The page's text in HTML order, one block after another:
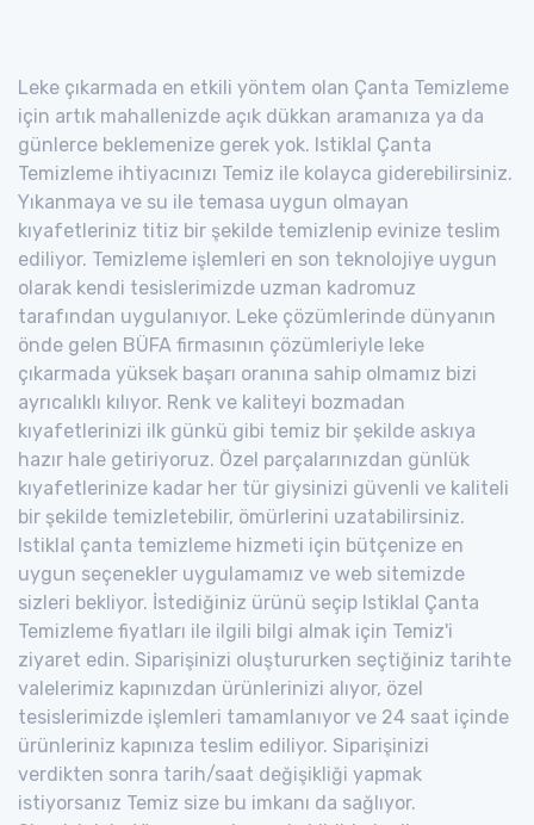
Leke çıkarmada en etkili yöntem olan Çanta Temizleme
için artık mahallenizde açık dükkan aramanıza ya da
günlerce beklemenize gerek yok. Istiklal Çanta
Temizleme ihtiyacınızı Temiz ile kolayca giderebilirsiniz.
Yıkanmaya ve su ile temasa uygun olmayan
kıyafetleriniz titiz bir şekilde temizlenip evinize teslim
ediliyor. Temizleme işlemleri en son teknolojiye uygun
olarak kendi tesislerimizde uzman kadromuz
tarafından uygulanıyor. Leke çözümlerinde dünyanın
önde gelen BÜFA firmasının çözümleriyle leke
çıkarmada yüksek başarı oranına sahip olmamız bizi
ayrıcalıklı kılıyor. Renk ve kaliteyi bozmadan
kıyafetlerinizi ilk günkü gibi temiz bir şekilde askıya
hazır hale getiriyoruz. Özel parçalarınızdan günlük
kıyafetlerinize kadar her tür giysinizi güvenli ve kaliteli
bir şekilde temizletebilir, ömürlerini uzatabilirsiniz.
Istiklal çanta temizleme hizmeti için bütçenize en
uygun seçenekler uygulamamız ve web sitemizde
sizleri bekliyor. İstediğiniz ürünü seçip Istiklal Çanta
Temizleme fiyatları ile ilgili bilgi almak için Temiz'i
ziyaret edin. Siparişinizi oluştururken seçtiğiniz tarihte
valelerimiz kapınızdan ürünlerinizi alıyor, özel
tesislerimizde işlemleri tamamlanıyor ve 24 saat içinde
ürünleriniz kapınıza teslim ediliyor. Siparişinizi
verdikten sonra tarih/saat değişikliği yapmak
istiyorsanız Temiz size bu imkanı da sağlıyor.